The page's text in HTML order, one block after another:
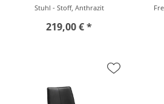
Stuhl - Stoff, Anthrazit
219,00 € *